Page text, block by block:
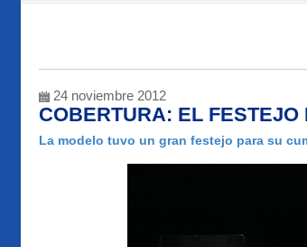
24 noviembre 2012
COBERTURA: EL FESTEJO
La modelo tuvo un gran festejo para su